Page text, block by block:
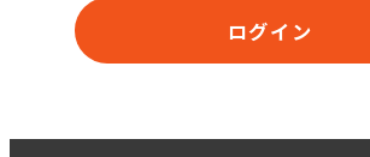
ログイン